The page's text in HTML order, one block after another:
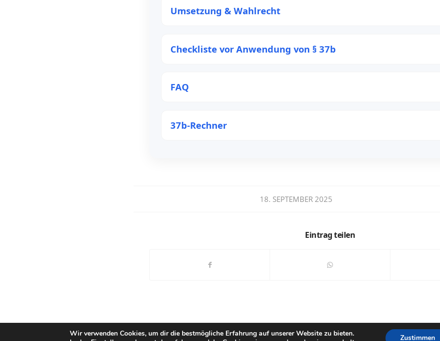
Umsetzung & Wahlrecht
Checkliste vor Anwendung von § 37b
FAQ
37b-Rechner
18. SEPTEMBER 2025
Eintrag teilen
© Copyright - StB Dipl.-Kfm. Marcus Ermers - Enfold Theme by Kriesi Datenschutzhinweise
Wir verwenden Cookies, um dir die bestmögliche Erfahrung auf unserer Website zu bieten.
Zustimmen